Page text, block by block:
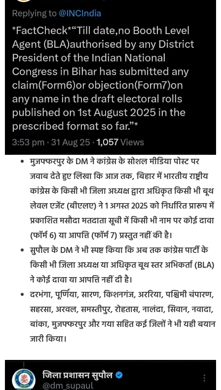
मुजफ्फरपुर के DM ने कांग्रेस के सोशल मीडिया पोस्ट पर
जवाब देते हुए लिखा कि आज तक, बिहार में भारतीय राष्ट्रीय
कांग्रेस के किसी भी जिला अध्यक्ष द्वारा अधिकृत किसी भी बूथ
लेवल एजेंट (बीएलए) ने 1 अगस्त 2025 को निर्धारित प्रारूप में
प्रकाशित मसौदा मतदाता सूची में किसी भी नाम पर कोई दावा
(फॉर्म 6) या आपत्ति (फॉर्म 7) प्रस्तुत नहीं की है।
सुपौल के DM ने भी स्पष्ट किया कि अब तक कांग्रेस पार्टी के
किसी भी जिला अध्यक्ष या अधिकृत बूथ स्तर अभिकर्ता (BLA)
ने कोई दावा या आपत्ति नहीं दी है।
दरभंगा, पूर्णिया, सारण, किशनगंज, अररिया, पश्चिमी चंपारण,
सहरसा, अरवल, समस्तीपुर, रोहतास, नालंदा, सिवान, नवादा,
बांका, मुजफ्फरपुर और गया सहित कई जिलों ने भी यही बयान
जारी किया।